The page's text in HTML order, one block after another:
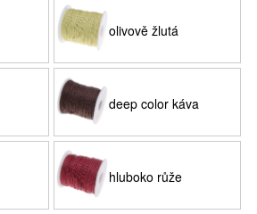
olivově žlutá
deep color káva
hluboko růže